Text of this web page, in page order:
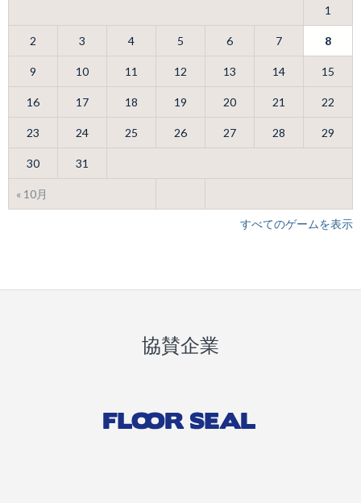
« 10月
1
2 3 4 5 6 7 8
9 10 11 12 13 14 15
16 17 18 19 20 21 22
23 24 25 26 27 28 29
30 31
すべてのゲームを表示
協賛企業